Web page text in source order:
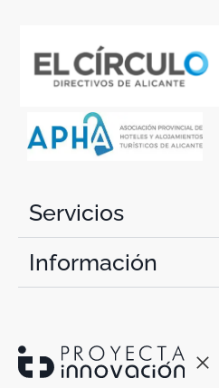
Servicios
Información